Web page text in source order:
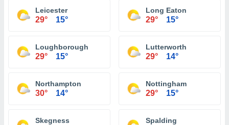
Leicester
29° 15°
Long Eaton
29° 15°
Loughborough
29° 15°
Lutterworth
29° 14°
Northampton
30° 14°
Nottingham
29° 15°
Skegness Spalding